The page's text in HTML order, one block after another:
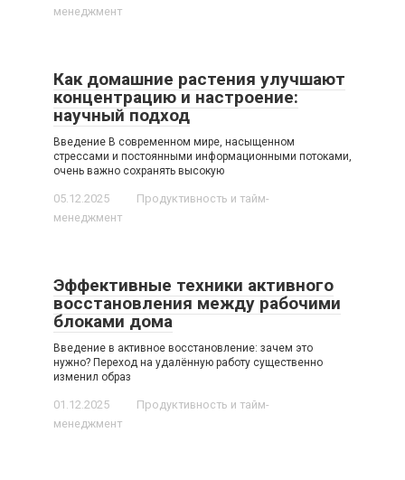
менеджмент
Как домашние растения улучшают
концентрацию и настроение:
научный подход
Введение В современном мире, насыщенном
стрессами и постоянными информационными потоками,
очень важно сохранять высокую
05.12.2025
Продуктивность и тайм-
менеджмент
Эффективные техники активного
восстановления между рабочими
блоками дома
Введение в активное восстановление: зачем это
нужно? Переход на удалённую работу существенно
изменил образ
01.12.2025
Продуктивность и тайм-
менеджмент